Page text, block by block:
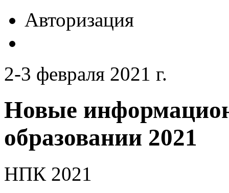
Авторизация
2-3 февраля 2021 г.
Новые
образовании 2021
НПК 2021